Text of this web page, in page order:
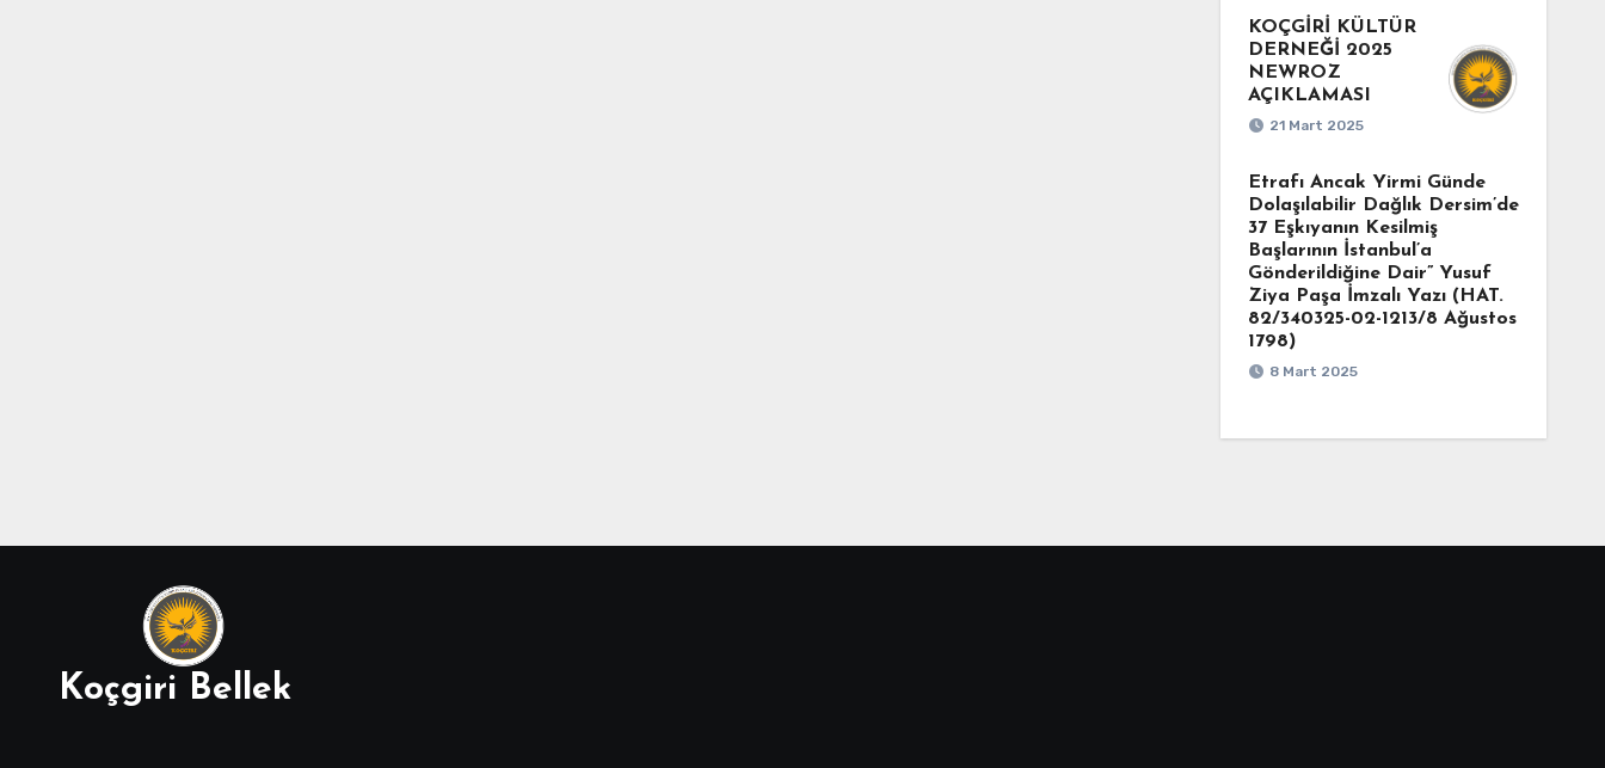
KOÇGİRİ KÜLTÜR
DERNEĞİ 2025
NEWROZ
AÇIKLAMASI
21 Mart 2025
Etrafı Ancak Yirmi Günde
Dolaşılabilir Dağlık Dersim’de
37 Eşkıyanın Kesilmiş
Başlarının İstanbul’a
Gönderildiğine Dair” Yusuf
Ziya Paşa İmzalı Yazı (HAT.
82/340325-02-1213/8 Ağustos
1798)
8 Mart 2025
Koçgiri Bellek